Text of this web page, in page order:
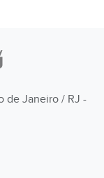
de Janeiro / RJ -